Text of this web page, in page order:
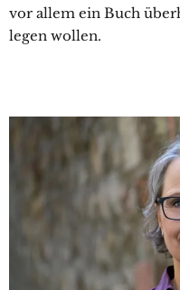
vor allem ein Buch
legen wollen.